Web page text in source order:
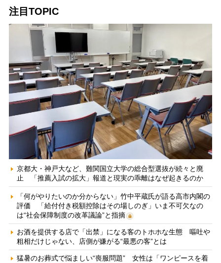
注目TOPIC
京都大・神戸大など、難関国立大学の総合型選抜が続々と廃
止 「推薦入試の拡大」報道と現実の乖離はなぜ起きるのか
「何がやりたいのか分からない」竹中平蔵氏が語る高市内閣の
評価 「給付付き税額控除はその場しのぎ」いま不可欠なの
は“社会保障制度の改革議論”と指摘
お酒を提供する店で「出禁」になる客のトホホな生態 嘔吐や
粗相だけじゃない、店側が嫌がる“最悪の客”とは
猛暑のお葬式で悩ましい“喪服問題” 女性は「ワンピースを着